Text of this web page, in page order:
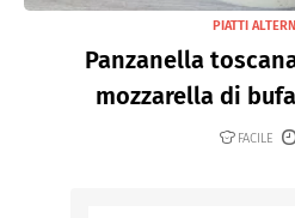
PIATTI
Panzanella
mozzarella di
FACILE